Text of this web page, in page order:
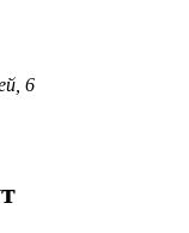
6